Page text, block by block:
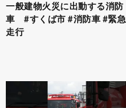
一般建物火災に出動する消防
車 #すくば市 #消防車 #緊急
走行